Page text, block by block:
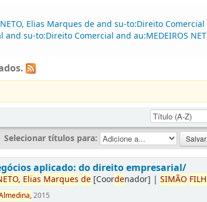
Elias Marques de and su-to:Direito
su-to:Direito Comercial and au:MEDEIROS
Selecionar títulos para:
aplicado: do direito empresarial/
Elias Marques de [Coordenador] |SIMÃO
2015